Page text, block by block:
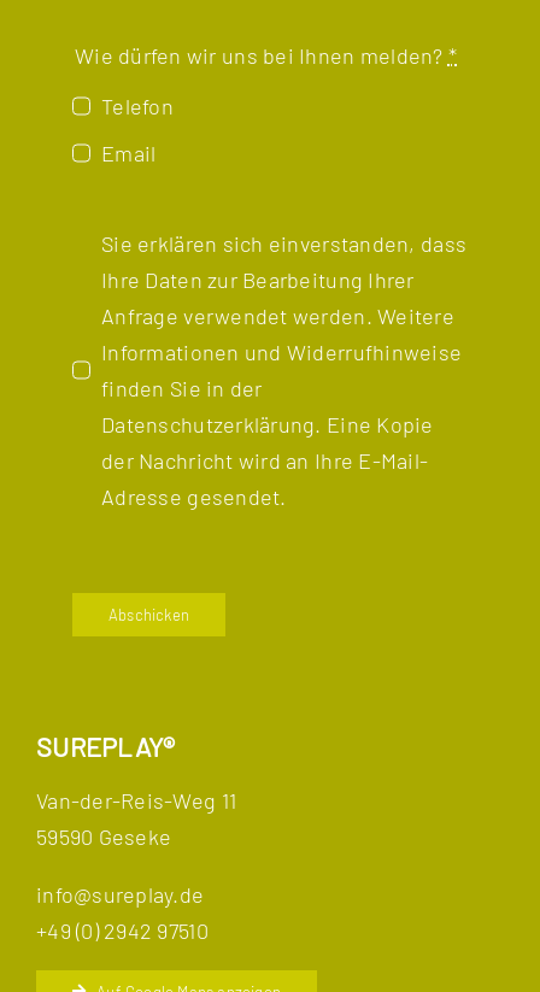
Wie dürfen wir uns bei Ihnen melden? *
Telefon
Email
Sie erklären sich einverstanden, dass
Ihre Daten zur Bearbeitung Ihrer
Anfrage verwendet werden. Weitere
Informationen und Widerrufhinweise
finden Sie in der
Datenschutzerklärung. Eine Kopie
der Nachricht wird an Ihre E-Mail-
Adresse gesendet.
Abschicken
SUREPLAY®
Van-der-Reis-Weg 11
59590 Geseke
info@sureplay.de
+49 (0) 2942 97510